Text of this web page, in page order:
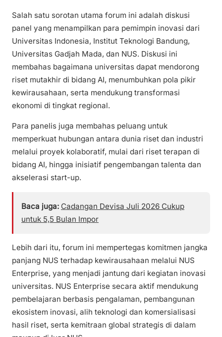
Salah satu sorotan utama forum ini adalah diskusi
panel yang menampilkan para pemimpin inovasi dari
Universitas Indonesia, Institut Teknologi Bandung,
Universitas Gadjah Mada, dan NUS. Diskusi ini
membahas bagaimana universitas dapat mendorong
riset mutakhir di bidang AI, menumbuhkan pola pikir
kewirausahaan, serta mendukung transformasi
ekonomi di tingkat regional.
Para panelis juga membahas peluang untuk
memperkuat hubungan antara dunia riset dan industri
melalui proyek kolaboratif, mulai dari riset terapan di
bidang AI, hingga inisiatif pengembangan talenta dan
akselerasi start-up.
Baca juga: Cadangan Devisa Juli 2026 Cukup
untuk 5,5 Bulan Impor
Lebih dari itu, forum ini mempertegas komitmen jangka
panjang NUS terhadap kewirausahaan melalui NUS
Enterprise, yang menjadi jantung dari kegiatan inovasi
universitas. NUS Enterprise secara aktif mendukung
pembelajaran berbasis pengalaman, pembangunan
ekosistem inovasi, alih teknologi dan komersialisasi
hasil riset, serta kemitraan global strategis di dalam